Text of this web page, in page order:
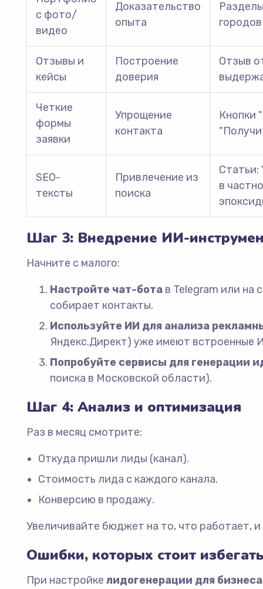
с фото/
видео
Доказательство
опыта
Отзывы и
кейсы
Построение
доверия
Отзыв
Четкие
формы
заявки
Упрощение
контакта
Кнопки
SEO-
тексты
Привлечение из
поиска
Статьи:
в
Шаг 3: Внедрение ИИ-
Начните с малого:
Настройте чат-бота в Telegram или на
собирает контакты.
Используйте ИИ для анализа
Яндекс.Директ) уже имеют встроенные
Попробуйте сервисы для генерации
поиска в Московской области).
Шаг 4: Анализ и оптимизация
Раз в месяц смотрите:
Откуда пришли лиды (канал).
Стоимость лида с каждого канала.
Конверсию в продажу.
Увеличивайте бюджет на то, что работает,
Ошибки, которых стоит
При настройке лидогенерации для бизнеса